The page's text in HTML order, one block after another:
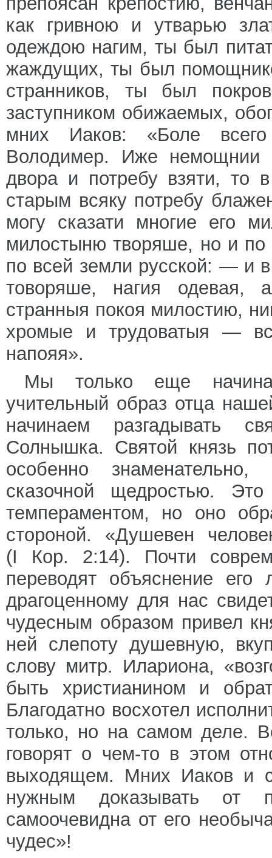
как гривною и утварью
одеждою нагим, ты был
жаждущих, ты был
странников, ты был
заступником обижаемых,
мних Иаков: «Боле
Володимер. Иже немощнии
двора и потребу взяти,
старым всяку потребу
могу сказати многие его
милостыню творяше, но и по
по всей земли русской: — и
товоряше, нагия одевая,
странныя покоя милостию,
хромые и трудоватыя —
напояя».
Мы только еще
учительный образ отца
начинаем разгадывать
Солнышка. Святой князь
особенно
сказочной щедростью.
темпераментом, но оно
стороной. «Душевен
(І Кор. 2:14). Почти
переводят объяснение
драгоценному для нас
чудесным образом привел
ней слепоту душевную,
слову митр. Илариона,
быть христианином и
Благодатно восхотел
только, но на самом деле.
говорят о чем-то в этом
выходящем. Мних Иаков и
нужным доказывать от
самоочевидна от его
чудес»!